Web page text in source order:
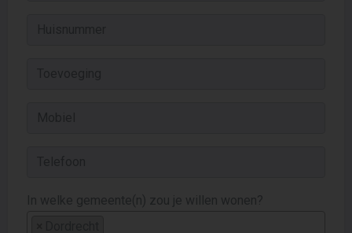
In welke gemeente(n) zou je willen wonen?